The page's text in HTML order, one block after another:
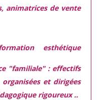
animatrices de vente
esthétique
"familiale" : effectifs
et dirigées
rigoureux ..